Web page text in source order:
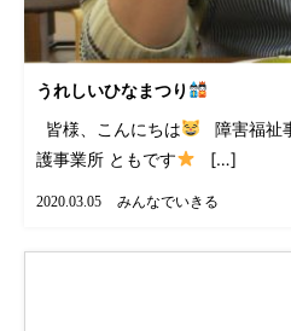
うれしいひなまつり
皆様、こんにちは
障害福祉
護事業所 ともです
[…]
2020.03.05 みんなでいきる